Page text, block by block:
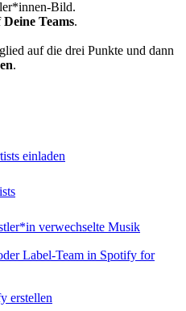
Bild.
Deine Teams.
auf die drei Punkte und dann
.
einladen
verwechselte Musik
Label-Team in Spotify for
erstellen